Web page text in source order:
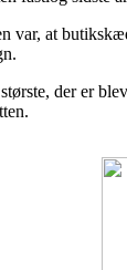
var, at
der er